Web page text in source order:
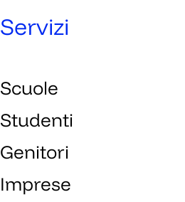
Servizi
Scuole
Studenti
Genitori
Imprese